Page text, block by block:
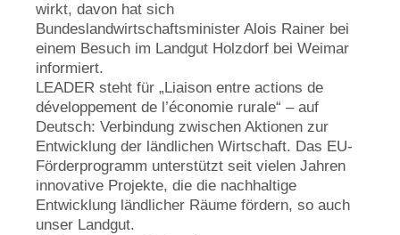
wirkt, davon hat sich
Bundeslandwirtschaftsminister Alois Rainer bei
einem Besuch im Landgut Holzdorf bei Weimar
informiert.
LEADER steht für „Liaison entre actions de
développement de l’économie rurale“ – auf
Deutsch: Verbindung zwischen Aktionen zur
Entwicklung der ländlichen Wirtschaft. Das EU-
Förderprogramm unterstützt seit vielen Jahren
innovative Projekte, die die nachhaltige
Entwicklung ländlicher Räume fördern, so auch
unser Landgut.